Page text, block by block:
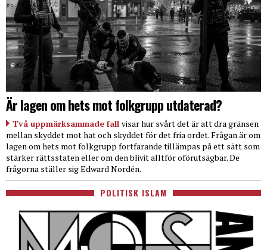
Är lagen om hets mot folkgrupp utdaterad?
Två uppmärksammade fall visar hur svårt det är att dra gränsen
mellan skyddet mot hat och skyddet för det fria ordet. Frågan är om
lagen om hets mot folkgrupp fortfarande tillämpas på ett sätt som
stärker rättsstaten eller om den blivit alltför oförutsägbar. De
frågorna ställer sig Edward Nordén.
POLITISK ISLAM